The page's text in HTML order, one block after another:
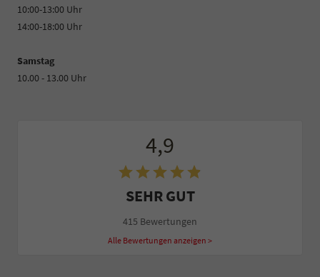
10:00-13:00 Uhr
14:00-18:00 Uhr
Samstag
10.00 - 13.00 Uhr
4,9
SEHR GUT
415 Bewertungen
Alle Bewertungen anzeigen >